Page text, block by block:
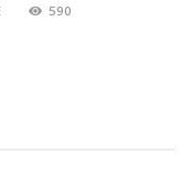
590